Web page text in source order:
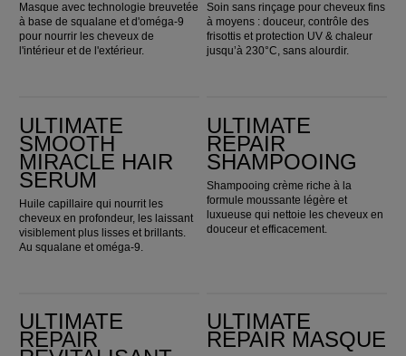
Masque avec technologie breuvetée
à base de squalane et d'oméga-9
pour nourrir les cheveux de
l'intérieur et de l'extérieur.
Soin sans rinçage pour cheveux fins
à moyens : douceur, contrôle des
frisottis et protection UV & chaleur
jusqu’à 230°C, sans alourdir.
ULTIMATE
SMOOTH
MIRACLE HAIR
SERUM
Huile capillaire qui nourrit les
cheveux en profondeur, les laissant
visiblement plus lisses et brillants.
Au squalane et oméga-9.
ULTIMATE
REPAIR
SHAMPOOING
Shampooing crème riche à la
formule moussante légère et
luxueuse qui nettoie les cheveux en
douceur et efficacement.
ULTIMATE
REPAIR
ULTIMATE
REPAIR MASQUE